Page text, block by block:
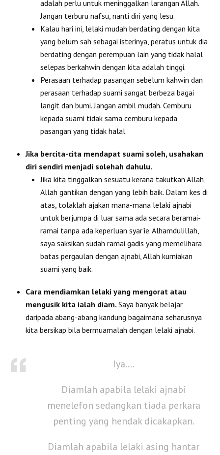
adalah perlu untuk meninggalkan larangan Allah.
Jangan terburu nafsu, nanti diri yang lesu.
Kalau hari ini, lelaki mudah berdating dengan kita
yang belum sah sebagai isterinya, peratus untuk dia
berdating dengan perempuan lain yang tidak halal
selepas berkahwin dengan kita adalah tinggi.
Perasaan terhadap pasangan sebelum kahwin dan
perasaan terhadap suami sangat berbeza bagai
langit dan bumi. Jangan ambil mudah. Cemburu
kepada suami tidak sama cemburu kepada
pasangan yang tidak halal.
Jika bercita-cita mendapat suami soleh, usahakan
diri sendiri menjadi solehah dahulu.
Jika kita tinggalkan sesuatu kerana takutkan Allah,
Allah gantikan dengan yang lebih baik. Dalam kes di
atas, tolaklah ajakan mana-mana lelaki ajnabi
untuk berjumpa di luar sama ada secara beramai-
ramai tanpa ada keperluan syar’ie. Alhamdulillah,
saya saksikan sudah ramai gadis yang memelihara
batas pergaulan dengan ajnabi, Allah kurniakan
suami yang baik.
Cara mendiamkan lelaki yang mengorat atau
mengusik kita ialah diam.Saya banyak belajar
daripada abang-abang kandung bagaimana seharusnya
kita bersikap bila bermuamalah dengan lelaki ajnabi.
Iya….
Diamlah apabila lelaki ajnabi
menelefon sedangkan tiada perkara
penting yang hendak dicakapkan.
Diamlah apabila lelaki asing hantar